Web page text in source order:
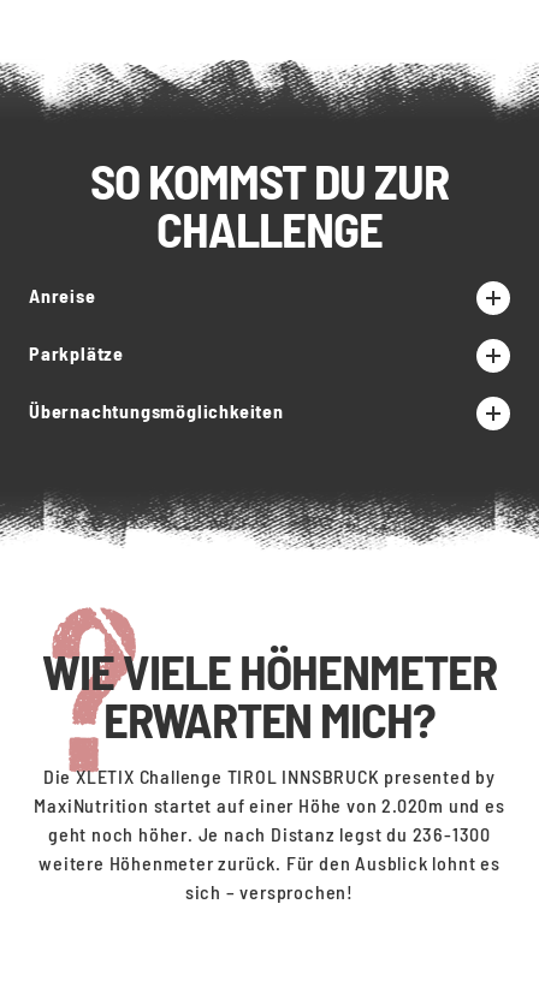
SO KOMMST DU ZUR
CHALLENGE
Anreise
Parkplätze
Übernachtungsmöglichkeiten
WIE VIELE HÖHENMETER
ERWARTEN MICH?
Die XLETIX Challenge TIROL INNSBRUCK presented by
MaxiNutrition startet auf einer Höhe von 2.020m und es
geht noch höher. Je nach Distanz legst du 236-1300
weitere Höhenmeter zurück. Für den Ausblick lohnt es
sich – versprochen!